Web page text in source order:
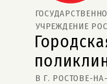
В Г. РОСТОВЕ-
УЧРЕЖДЕНИЕ